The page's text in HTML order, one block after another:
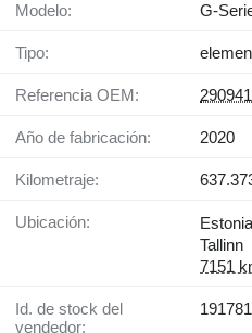
Modelo: G-
Tipo:
Referencia OEM:
Año de fabricación: 2020
Kilometraje:
Ubicación:
Estonia
Tallinn
7151
Id. de stock del
vendedor: